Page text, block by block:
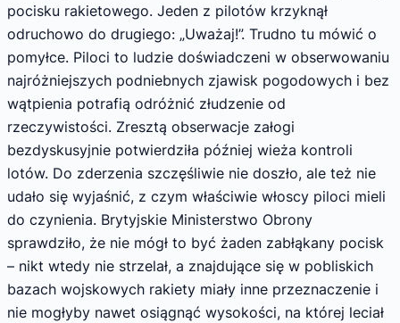
pocisku rakietowego. Jeden z pilotów krzyknął
odruchowo do drugiego: „Uważaj!”. Trudno tu mówić o
pomyłce. Piloci to ludzie doświadczeni w obserwowaniu
najróżniejszych podniebnych zjawisk pogodowych i bez
wątpienia potrafią odróżnić złudzenie od
rzeczywistości. Zresztą obserwacje załogi
bezdyskusyjnie potwierdziła później wieża kontroli
lotów. Do zderzenia szczęśliwie nie doszło, ale też nie
udało się wyjaśnić, z czym właściwie włoscy piloci mieli
do czynienia. Brytyjskie Ministerstwo Obrony
sprawdziło, że nie mógł to być żaden zabłąkany pocisk
– nikt wtedy nie strzelał, a znajdujące się w pobliskich
bazach wojskowych rakiety miały inne przeznaczenie i
nie mogłyby nawet osiągnąć wysokości, na której leciał